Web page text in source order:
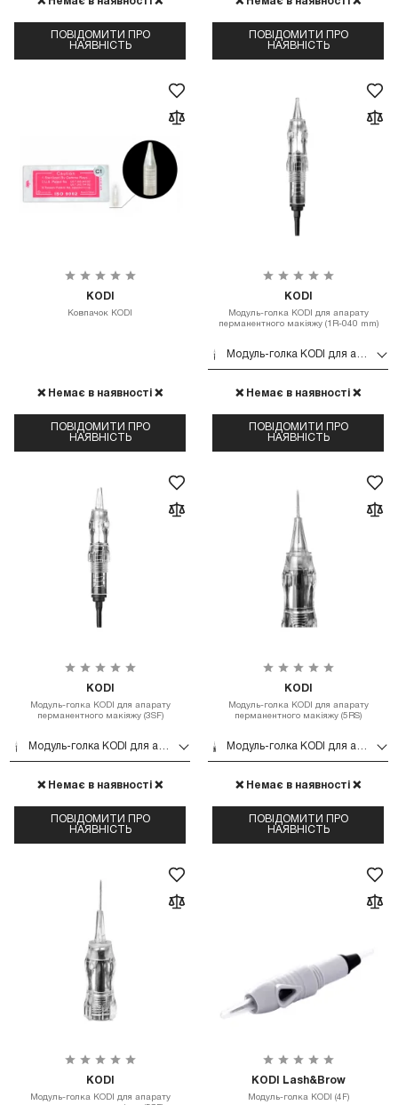
ПОВІДОМИТИ ПРО
НАЯВНІСТЬ
ПОВІДОМИТИ ПРО
НАЯВНІСТЬ
KODI
Ковпачок KODI
❌ Немає в наявності ❌
ПОВІДОМИТИ ПРО
НАЯВНІСТЬ
KODI
Модуль-голка KODI для апарату
перманентного макіяжу (1R-040 mm)
Модуль-голка KODI для апарату перманентного макіяжу (1R-040 mm)
❌ Немає в наявності ❌
ПОВІДОМИТИ ПРО
НАЯВНІСТЬ
KODI
Модуль-голка KODI для апарату
перманентного макіяжу (3SF)
Модуль-голка KODI для апарату перманентного макіяжу (3SF)
❌ Немає в наявності ❌
ПОВІДОМИТИ ПРО
НАЯВНІСТЬ
KODI
Модуль-голка KODI для апарату
перманентного макіяжу (5RS)
Модуль-голка KODI для апарату перманентного макіяжу (5RS)
❌ Немає в наявності ❌
ПОВІДОМИТИ ПРО
НАЯВНІСТЬ
KODI
Модуль-голка KODI для апарату
KODI Lash&Brow
Модуль-голка KODI (4F)